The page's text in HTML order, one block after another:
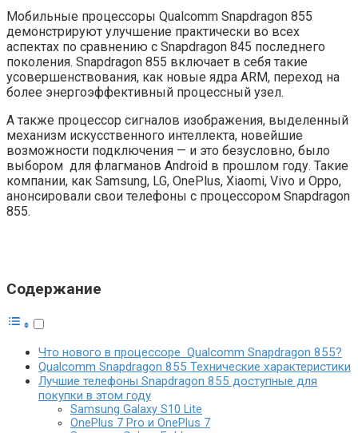
Мобильные процессоры Qualcomm Snapdragon 855
демонстрируют улучшение практически во всех
аспектах по сравнению с Snapdragon 845 последнего
поколения. Snapdragon 855 включает в себя такие
усовершенствования, как новые ядра ARM, переход на
более энергоэффективный процессный узел.
А также процессор сигналов изображения, выделенный
механизм искусственного интеллекта, новейшие
возможности подключения — и это безусловно, было
выбором для флагманов Android в прошлом году. Такие
компании, как Samsung, LG, OnePlus, Xiaomi, Vivo и Oppo,
анонсировали свои телефоны с процессором Snapdragon
855.
Содержание
Что нового в процессоре Qualcomm Snapdragon 855?
Qualcomm Snapdragon 855 Технические характеристики
Лучшие телефоны Snapdragon 855 доступные для
покупки в этом году
Samsung Galaxy S10 Lite
OnePlus 7 Pro и OnePlus 7